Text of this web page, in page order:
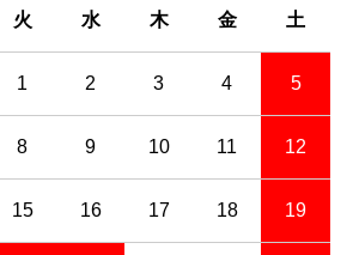
火 水 木 金 土
1 2 3 4 5
8 9 10 11 12
15 16 17 18 19